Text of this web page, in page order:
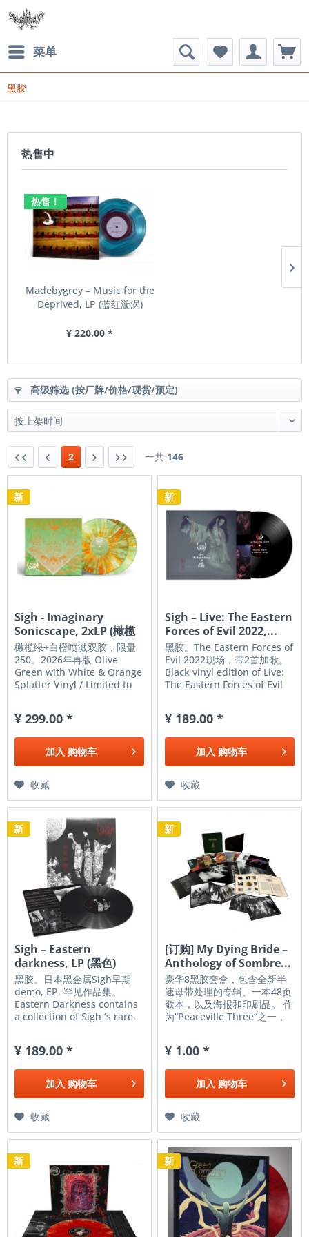
菜单
黑胶
热售中
热售！
Madebygrey – Music for the
Deprived​​​, LP (蓝红漩涡)
¥ 220.00 *
高级筛选 (按厂牌/价格/现货/预定)
2 一共 146
新
Sigh - Imaginary
Sonicscape, 2xLP (橄榄
绿喷溅)
橄榄绿+白橙喷溅双胶，限量
250。2026年再版 Olive
Green with White & Orange
Splatter Vinyl / Limited to
Scarlet Dream 3.
Nietzschean Conspiracy 4.
A Sunset Song 5.
Impromptu (Allegro
¥ 299.00 *
加入 购物车
收藏
新
Sigh ‎– Live: The Eastern
Forces of Evil 2022,...
黑胶。The Eastern Forces of
Evil 2022现场，带2首加歌。
Black vinyl edition of Live:
The Eastern Forces of Evil
Sigh ’s considerable legacy.
-------- Cult Japanese black
metal legends Sigh
formed...
¥ 189.00 *
加入 购物车
收藏
新
Sigh ‎– Eastern
darkness, LP (黑色)
黑胶。日本黑金属Sigh早期
demo, EP, 罕见作品集。
Eastern Darkness contains
a collection of Sigh ’s rare,
evolution as well as its
strong utilisation of
keyboards in their
compositional process.
¥ 189.00 *
加入 购物车
收藏
新
[订购] My Dying Bride –
Anthology of Sombre...
豪华8黑胶套盒，包含全新半
速母带处理的专辑、一本48页
歌本，以及海报和印刷品。 作
为“Peaceville Three”之一，
起，真正成为英国在当时厄运
金属革命中占据中心地位的主
要力量。他们以小提琴的加入
以及更具诗意的演绎方式，为
入了独特的音乐风格，为黑暗
力的气息。 《阴郁反思选集》
（Anthology of Sombre...
¥ 1.00 *
加入 购物车
收藏
新 新